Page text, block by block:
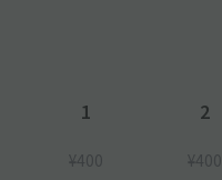
1
¥400
2
¥400